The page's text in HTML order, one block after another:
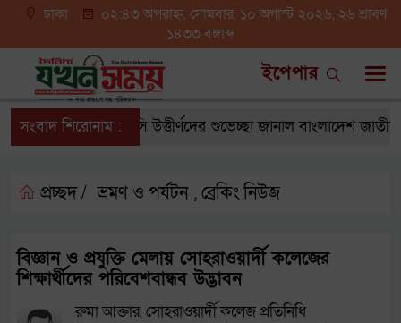
ঢাকা
০২:৪৩ অপরাহ্ন, সোমবার, ১০ অগাস্ট ২০২৬, ২৬ শ্রাবণ
১৪৩৩ বঙ্গাব্দ
ইপেপার
সংবাদ শিরোনাম :এসএসসি উত্তীর্ণদের শুভেচ্ছা জানাল বাংলাদেশ
প্রচ্ছদ / ভ্রমণ ও পর্যটন , ব্রেকিং নিউজ
বিজ্ঞান ও প্রযুক্তি মেলায় সোহরাওয়ার্দী কলেজের
শিক্ষার্থীদের পরিবেশবান্ধব উদ্ভাবন
রুমা আক্তার, সোহরাওয়ার্দী কলেজ প্রতিনিধি